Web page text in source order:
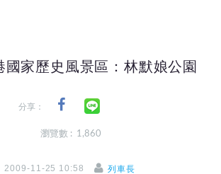
國家歷史風景區：林默娘公園
分享：
瀏覽數 : 1,860
2009-11-25 10:58 列車長